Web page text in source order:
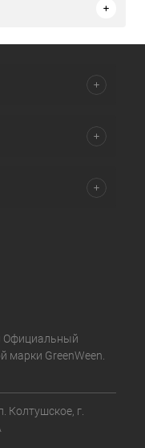
Официальный
марки GreenWeen.
Колтушское, г.